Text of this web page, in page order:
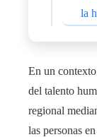
la
En un
del talento
regional
las personas